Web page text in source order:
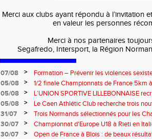
Merci aux clubs ayant répondu à l’invitation
en valeur les personnes
Merci à nos partenaires
Segafredo, Intersport, la Région
07/08 >
Formation – Prévenir les violences
: le 26 septembre 2026
05/08 >
1/2 finale Championnats de France 5km
13 septembre 2026 : les informations
05/08 >
L’UNION SPORTIVE LILLEBONNAISE
rentrée 2026
05/08 >
Le Caen Athlétic Club recherche trois
civique à compter de septembre 2026
31/07 >
Trois Normands sélectionnés pour les
Eugene !
30/07 >
Championnat d'Europe U18 à Rieti en
normands
30/07 >
Open de France à Blois : de beaux